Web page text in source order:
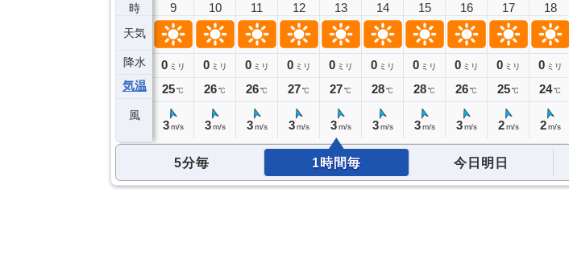
時
天気
降水
気温
風
8
0ミリ
24℃
9
0 ミリ
25℃
3 m/s
10
0 ミリ
26℃
3 m/s
11
0 ミリ
26℃
3 m/s
12
0 ミリ
27℃
3 m/s
13
0 ミリ
27℃
3 m/s
14
0 ミリ
28℃
3 m/s
15
0 ミリ
28℃
3 m/s
16
0 ミリ
26℃
3 m/s
17
0 ミリ
25℃
2 m/s
18
0 ミリ
24℃
2 m/s
5分毎 1時間毎 今日明日